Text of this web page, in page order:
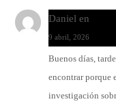
Daniel en
9 abril, 2026
Buenos días,
encontrar porque
investigación